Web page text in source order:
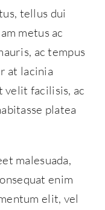
tellus dui
metus ac
ac tempus
at lacinia
velit facilisis, ac
platea
malesuada,
enim
elit, vel